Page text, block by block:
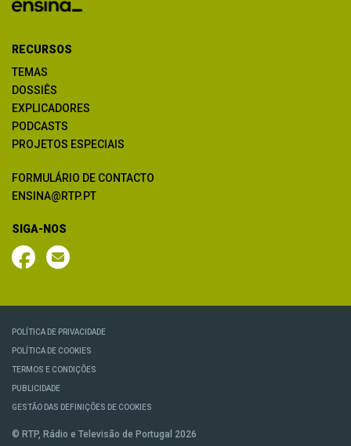
RECURSOS
TEMAS
DOSSIÊS
EXPLICADORES
PODCASTS
PROJETOS ESPECIAIS
FORMULÁRIO DE CONTACTO
ENSINA@RTP.PT
SIGA-NOS
POLÍTICA DE PRIVACIDADE
POLÍTICA DE COOKIES
TERMOS E CONDIÇÕES
PUBLICIDADE
GESTÃO DAS DEFINIÇÕES DE COOKIES
© RTP, Rádio e Televisão de Portugal 2026